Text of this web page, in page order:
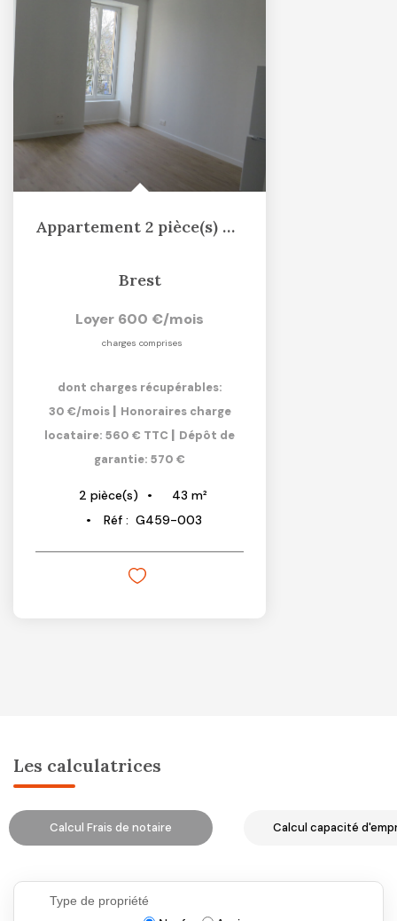
Appartement 2 pièce(s) 42.66 m2
Brest
Loyer 600 €/mois
charges comprises
dont charges récupérables:
30 €/mois | Honoraires charge
locataire: 560 € TTC | Dépôt de
garantie: 570 €
2 pièce(s) 43 m²
Réf : G459-003
Les calculatrices
Calcul Frais de notaire Calcul capacité